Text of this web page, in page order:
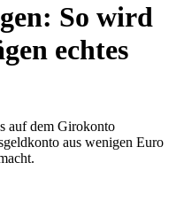
So wird
echtes
auf dem Girokonto
aus wenigen Euro